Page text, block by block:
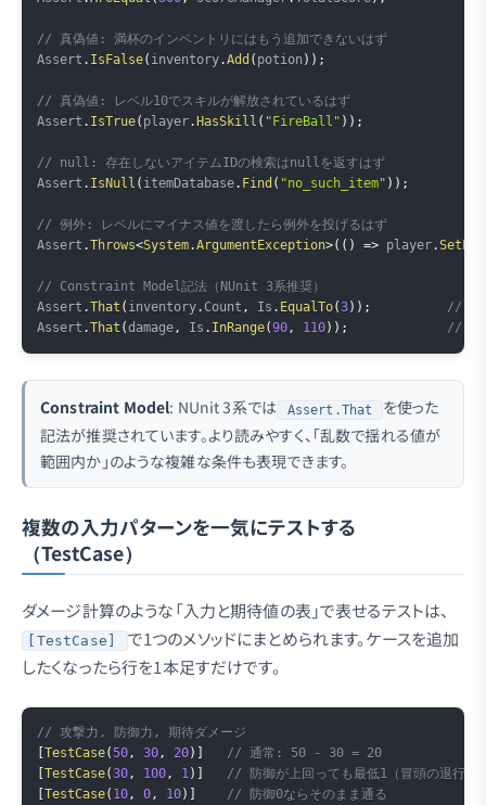
// 真偽値: 満杯のインベントリにはもう追加できないはず
Assert . IsFalse( inventory.Add ( potion ) ) ;
// 真偽値: レベル10でスキルが解放されているはず
Assert . IsTrue( player. HasSkill ( "FireBall" ) ) ;
// null: 存在しないアイテムIDの検索はnullを返すはず
Assert . IsNull ( itemDatabase. Find ( "no_such_item" ) ) ;
// 例外: レベルにマイナス値を渡したら例外を投げるはず
Assert .Throws<System.ArgumentException>( ( ) => player.
// Constraint Model記法（NUnit 3系推奨）
Assert .That ( inventory. Count , Is . EqualTo(3) ) ;
// ク
Assert .That (damage, Is . InRange(90, 110) ) ; // 乱
Constraint Model: NUnit 3系では Assert.That
を使った
記法が推奨されています。より読みやすく、「乱数で揺れる値が
範囲内か」のような複雑な条件も表現できます。
複数の入力パターンを一気にテストする
（TestCase）
ダメージ計算のような「入力と期待値の表」で表せるテストは、
[TestCase]
で1つのメソッドにまとめられます。ケースを追加
したくなったら行を1本足すだけです。
// 攻撃力, 防御力, 期待ダメージ
[TestCase(50 , 30 , 20) ]
// 通常: 50 - 30 = 20
[TestCase(30 , 100 , 1 ) ]
// 防御が上回っても最低1（冒頭の退行バ
[TestCase( 10 , 0 , 10) ]
// 防御0ならそのまま通る